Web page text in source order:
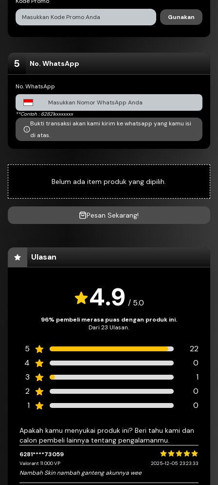
Gunakan
5 No. WhatsApp
No. WhatsApp
**Contoh : 62821xxxxxxxx
Bukti transaksi akan kami kirim ke whatsapp yang kamu isi
di atas.
Belum ada item produk yang dipilih.
Pesan Sekarang!
Ulasan
4.9 / 5.0
96% pembeli merasa puas dengan produk ini.
Dari 23 Ulasan.
5
22
4
0
3
1
2
0
1
0
Apakah kamu menyukai produk ini? Beri tahu kami dan
calon pembeli lainnya tentang pengalamanmu.
6281****73059
5 dari 5 bintang
Valorant 11.000 VP 2025-12-05 23:23:33
Nambah Skin nambah ganteng akunnya wee